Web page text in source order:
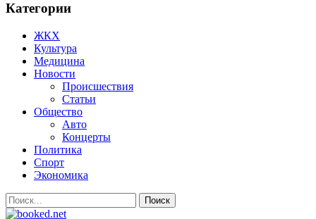
Категории
ЖКХ
Культура
Медицина
Новости
Происшествия
Статьи
Общество
Авто
Концерты
Политика
Спорт
Экономика